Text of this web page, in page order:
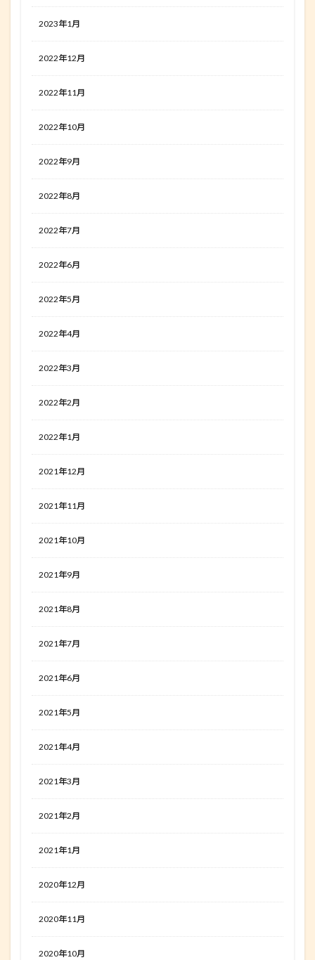
2023年1月
2022年12月
2022年11月
2022年10月
2022年9月
2022年8月
2022年7月
2022年6月
2022年5月
2022年4月
2022年3月
2022年2月
2022年1月
2021年12月
2021年11月
2021年10月
2021年9月
2021年8月
2021年7月
2021年6月
2021年5月
2021年4月
2021年3月
2021年2月
2021年1月
2020年12月
2020年11月
2020年10月